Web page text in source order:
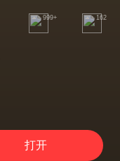
999+ 162
打开